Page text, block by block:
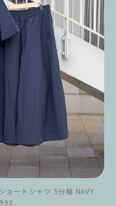
ョートシャツ 5分袖 NAVY